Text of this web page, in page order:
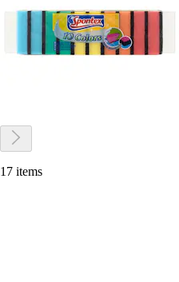
17 items